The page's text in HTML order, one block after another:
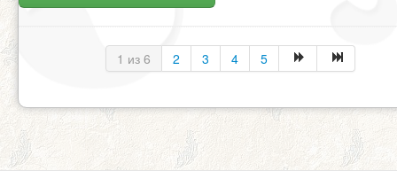
1 из 6 2 3 4 5